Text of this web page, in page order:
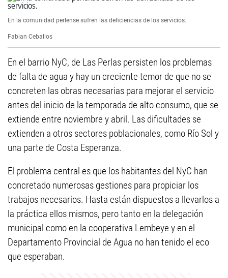
En la comunidad perlense sufren las deficiencias de los servicios.
Fabian Ceballos
En el barrio NyC, de Las Perlas persisten los problemas
de falta de agua y hay un creciente temor de que no se
concreten las obras necesarias para mejorar el servicio
antes del inicio de la temporada de alto consumo, que se
extiende entre noviembre y abril. Las dificultades se
extienden a otros sectores poblacionales, como Río Sol y
una parte de Costa Esperanza.
El problema central es que los habitantes del NyC han
concretado numerosas gestiones para propiciar los
trabajos necesarios. Hasta están dispuestos a llevarlos a
la práctica ellos mismos, pero tanto en la delegación
municipal como en la cooperativa Lembeye y en el
Departamento Provincial de Agua no han tenido el eco
que esperaban.